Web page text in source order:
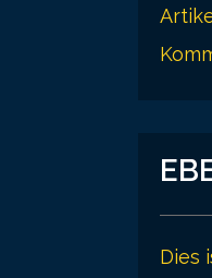
Dies